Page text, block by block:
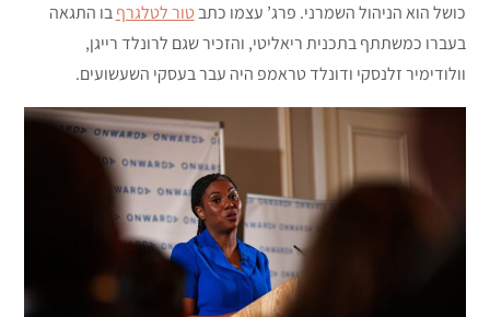
כושל הוא הניהול השמרני. פרג’ עצמו כתבטור לטלגרףבו התגאה
בעברו כמשתתף בתכנית ריאליטי, והזכיר שגם לרונלד רייגן,
וולודימיר זלנסקי ודונלד טראמפ היה עבר בעסקי השעשועים.